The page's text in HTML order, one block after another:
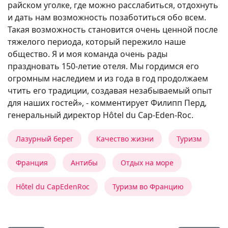
райском уголке, где можно расслабиться, отдохнуть
и дать нам возможность позаботиться обо всем.
Такая возможность становится очень ценной после
тяжелого периода, который пережило наше
общество. Я и моя команда очень рады
праздновать 150-летие отеля. Мы гордимся его
огромным наследием и из года в год продолжаем
чтить его традиции, создавая незабываемый опыт
для наших гостей», - комментирует Филипп Перд,
генеральный директор Hôtel du Cap-Eden-Roc.
Лазурный берег Качество жизни Туризм
Франция Антибы Отдых на море
Hôtel du CapEdenRoc Туризм во Францию